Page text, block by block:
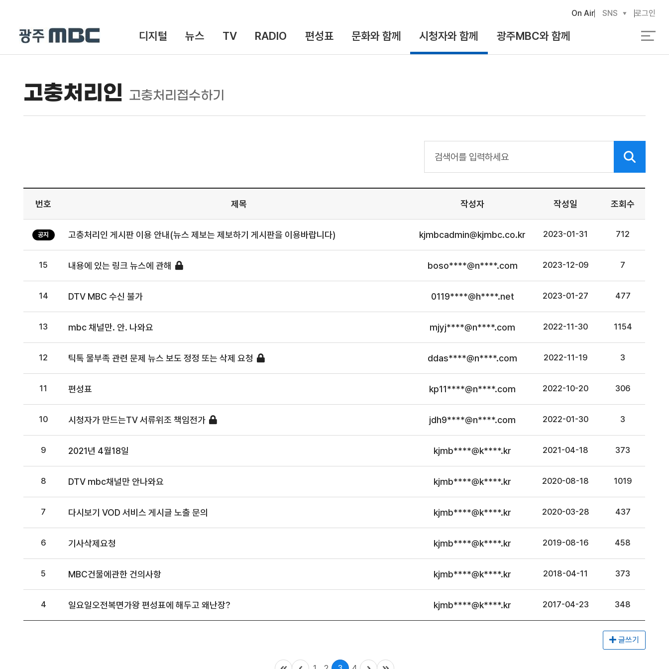
디지털 뉴스 TV RADIO 편성표 문화와 함께 시청자와 함께 광주MBC와 함께
On Air SNS 로그인
고충처리인 고충처리접수하기
번호 제목 작성자 작성일 조회수
공지 고충처리인 게시판 이용 안내(뉴스 제보는 제보하기 게시판을 이용바랍니다) kjmbcadmin@kjmbc.co.kr 2023-01-31 712
15 내용에 있는 링크 뉴스에 관해 boso****@n****.com 2023-12-09 7
14 DTV MBC 수신 불가 0119****@h****.net 2023-01-27 477
13 mbc 채널만. 안. 나와요 mjyj****@n****.com 2022-11-30 1154
12 틱톡 물부족 관련 문제 뉴스 보도 정정 또는 삭제 요청 ddas****@n****.com 2022-11-19 3
11 편성표 kp11****@n****.com 2022-10-20 306
10 시청자가 만드는TV 서류위조 책임전가 jdh9****@n****.com 2022-01-30 3
9 2021년 4월18일 kjmb****@k****.kr 2021-04-18 373
8 DTV mbc채널만 안나와요 kjmb****@k****.kr 2020-08-18 1019
7 다시보기 VOD 서비스 게시글 노출 문의 kjmb****@k****.kr 2020-03-28 437
6 기사삭제요청 kjmb****@k****.kr 2019-08-16 458
5 MBC건물에관한 건의사항 kjmb****@k****.kr 2018-04-11 373
4 일요일오전복면가왕 편성표에 해두고 왜난장? kjmb****@k****.kr 2017-04-23 348
글쓰기